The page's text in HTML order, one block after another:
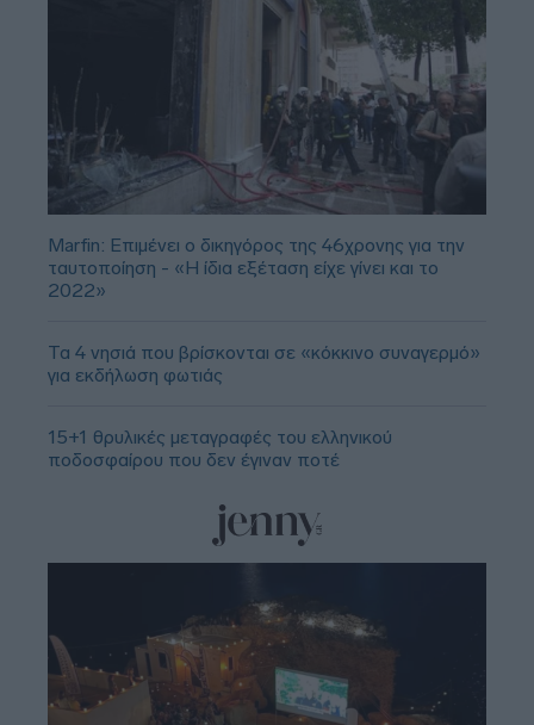
Marfin: Επιμένει ο δικηγόρος της 46χρονης για την
ταυτοποίηση - «Η ίδια εξέταση είχε γίνει και το
2022»
Τα 4 νησιά που βρίσκονται σε «κόκκινο συναγερμό»
για εκδήλωση φωτιάς
15+1 θρυλικές μεταγραφές του ελληνικού
ποδοσφαίρου που δεν έγιναν ποτέ